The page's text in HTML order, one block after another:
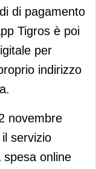
di pagamento
Tigros è poi
per
indirizzo
novembre
servizio
online